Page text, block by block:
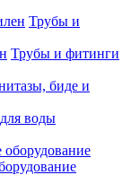
Трубы и
Трубы и фитинги
биде и
воды